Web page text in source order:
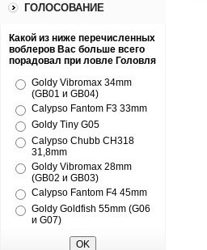
ГОЛОСОВАНИЕ
Какой из ниже перечисленных
воблеров Вас больше всего
порадовал при ловле Головля
Goldy Vibromax 34mm
(GB01 и GB04)
Calypso Fantom F3 33mm
Goldy Tiny G05
Calypso Chubb CH318
31,8mm
Goldy Vibromax 28mm
(GB02 и GB03)
Calypso Fantom F4 45mm
Goldy Goldfish 55mm (G06
и G07)